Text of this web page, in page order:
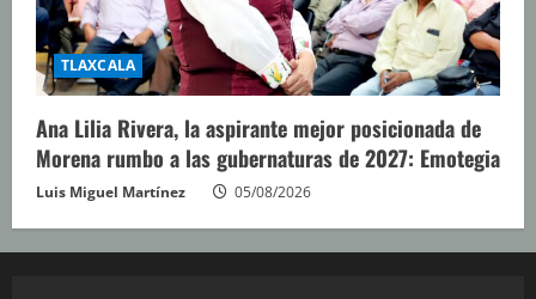
TLAXCALA
Ana Lilia Rivera, la aspirante mejor posicionada de
Morena rumbo a las gubernaturas de 2027: Emotegia
Luis Miguel Martínez 05/08/2026